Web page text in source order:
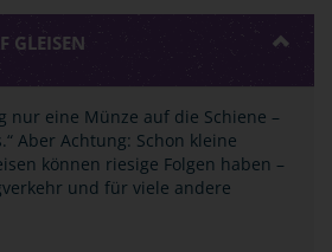
GLEISEN
nur eine Münze auf die Schiene –
Aber Achtung: Schon kleine
können riesige Folgen haben –
und für viele andere